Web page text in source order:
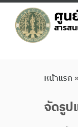
หน้าแรก »
จัดรูป